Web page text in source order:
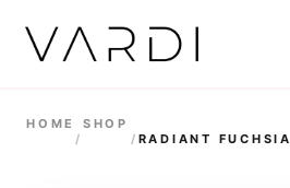
HOME
/
SHOP
/ RADIANT FUCHSIA